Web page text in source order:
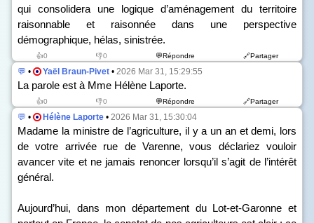
qui consolidera une logique d’aménagement du territoire
raisonnable et raisonnée dans une perspective
démographique, hélas, sinistrée.
👍0 👎0 💬Répondre 🔗Partager
💬 • Yaël Braun-Pivet • 2026 Mar 31, 15:29:55
La parole est à Mme Hélène Laporte.
👍0 👎0 💬Répondre 🔗Partager
💬 • Hélène Laporte • 2026 Mar 31, 15:30:04
Madame la ministre de l’agriculture, il y a un an et demi, lors
de votre arrivée rue de Varenne, vous déclariez vouloir
avancer vite et ne jamais renoncer lorsqu’il s’agit de l’intérêt
général.
Aujourd’hui, dans mon département du Lot-et-Garonne et